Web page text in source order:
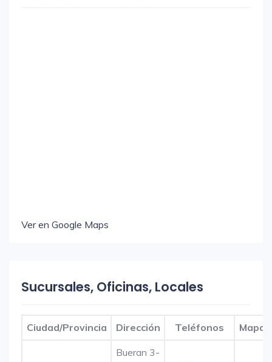
Ver en Google Maps
Sucursales, Oficinas, Locales
Ciudad/Provincia Dirección Teléfonos Mapa
Bueran 3-